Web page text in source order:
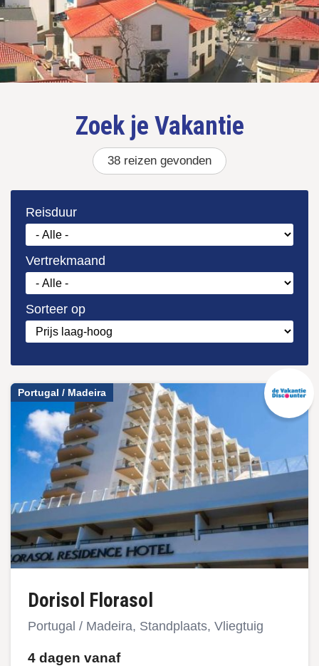
Zoek je
38 gevonden
Reisduur
Vertrekmaand
Sorteer op
Portugal / Madeira
Dorisol Florasol
Portugal / Madeira, Standplaats, Vliegtuig
4 dagen vanaf